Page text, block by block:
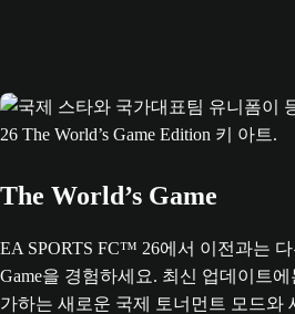
The World’s Game
EA SPORTS FC™ 26에서 이전과는
Game을 경험하세요. 최신 업데이트
가하는 새로운 국제 토너먼트 모드와